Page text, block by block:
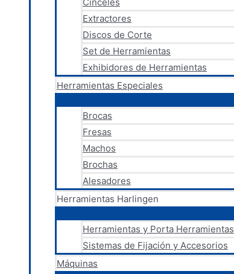
Extractores
Discos de Corte
Set de Herramientas
Exhibidores de Herramientas
Herramientas Especiales
Brocas
Fresas
Machos
Brochas
Alesadores
Herramientas Harlingen
Herramientas y Porta Herramientas
Sistemas de Fijación y Accesorios
Máquinas